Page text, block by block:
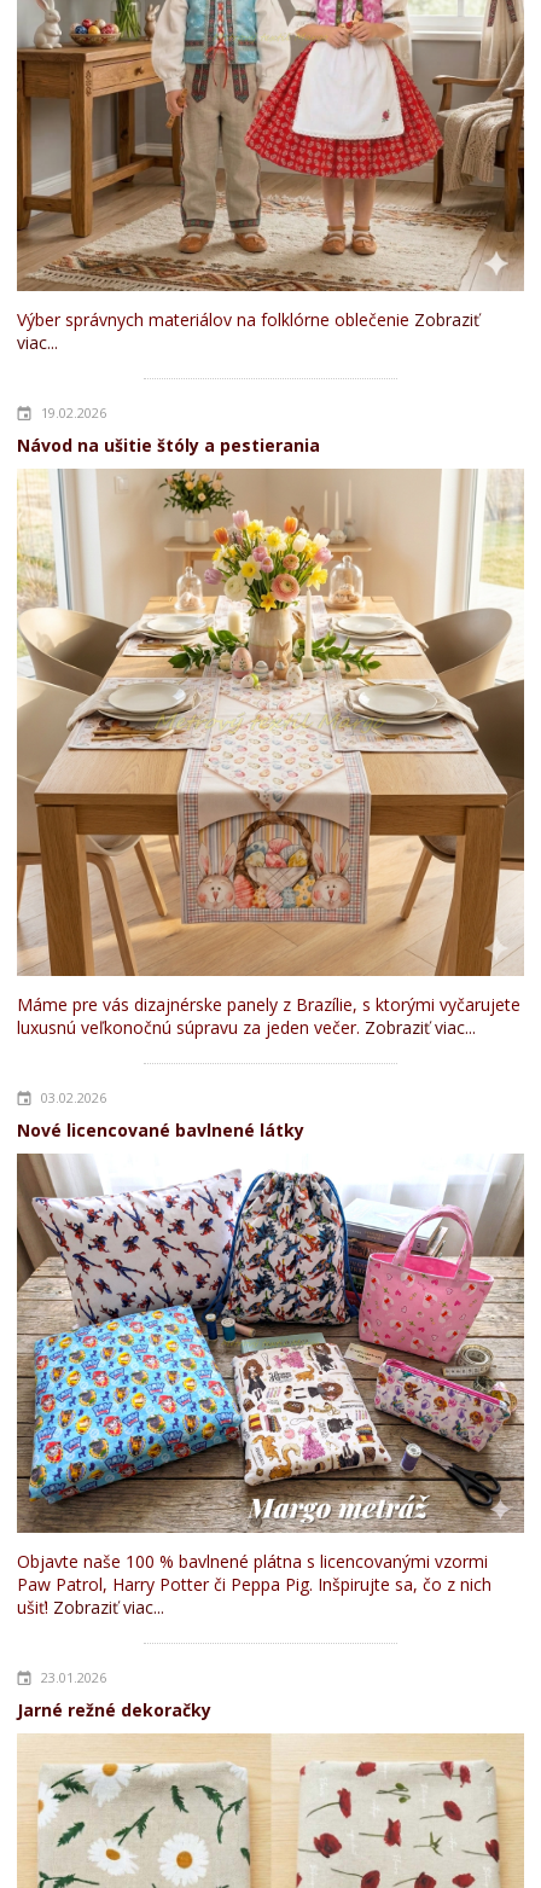
Výber správnych materiálov na folklórne oblečenie Zobraziť
viac...
19.02.2026
Návod na ušitie štóly a pestierania
Máme pre vás dizajnérske panely z Brazílie, s ktorými vyčarujete
luxusnú veľkonočnú súpravu za jeden večer. Zobraziť viac...
03.02.2026
Nové licencované bavlnené látky
Objavte naše 100 % bavlnené plátna s licencovanými vzormi
Paw Patrol, Harry Potter či Peppa Pig. Inšpirujte sa, čo z nich
ušiť! Zobraziť viac...
23.01.2026
Jarné režné dekoračky